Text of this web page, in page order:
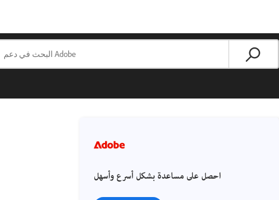
احصل على مساعدة بشكل أسرع وأسهل